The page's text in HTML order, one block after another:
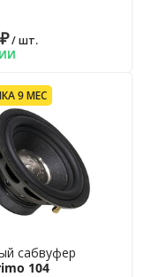
₽/ шт.
9 МЕС
сабвуфер
104